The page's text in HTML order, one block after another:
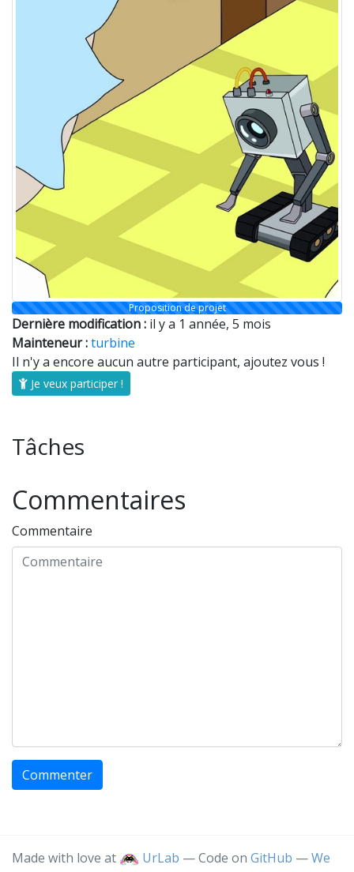
Proposition de projet
Dernière modification : il y a 1 année, 5 mois
Mainteneur :turbine
Il n'y a encore aucun autre participant, ajoutez vous !
Je veux participer !
Tâches
Commentaires
Commentaire
Commenter
Made with love at UrLab — Code on GitHub —We